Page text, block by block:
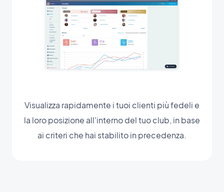
Visualizza rapidamente i tuoi clienti più fedeli e
la loro posizione all'interno del tuo club, in base
ai criteri che hai stabilito in precedenza.